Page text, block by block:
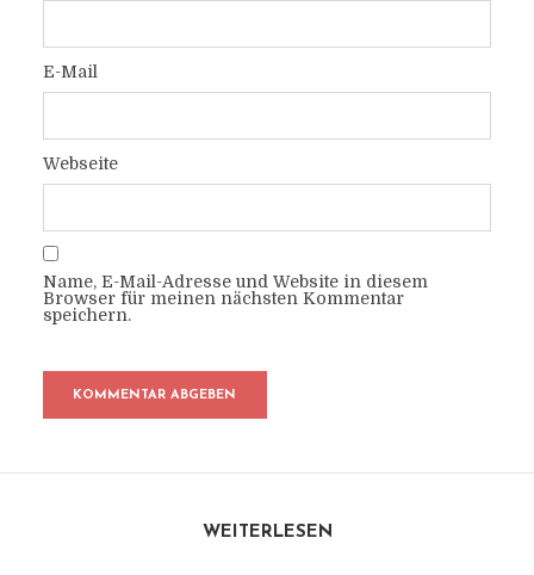
E-Mail
Webseite
Name, E-Mail-Adresse und Website in diesem
Browser für meinen nächsten Kommentar
speichern.
WEITERLESEN